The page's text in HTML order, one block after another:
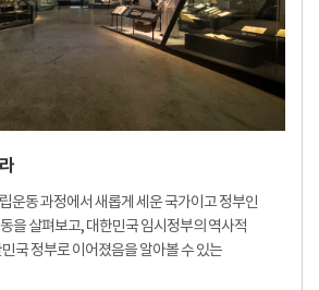
운동 과정에서 새롭게 세운 국가이고 정부인
을 살펴보고, 대한민국 임시정부의 역사적
국 정부로 이어졌음을 알아볼 수 있는